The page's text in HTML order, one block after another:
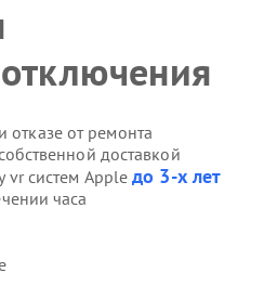
отказе от ремонта
доставкой
vr систем Appleдо 3-х лет
часа